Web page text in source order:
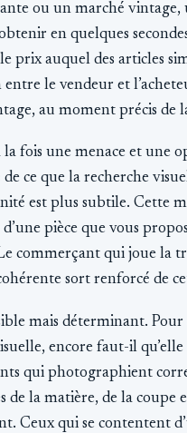
ou un marché vintage,
en quelques
prix auquel des articles
le vendeur et
au moment précis de
la fois une menace et une
ce que la recherche
est plus subtile. Cette
pièce que vous
commerçant qui joue la
sort renforcé de
mais déterminant. Pour
encore faut-il
qui photographient
de la matière, de la coupe
Ceux qui se contentent